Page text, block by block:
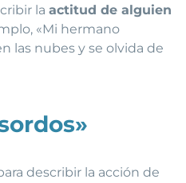
la actitud de alguien
«Mi hermano
las nubes y se olvida de
describir la acción de